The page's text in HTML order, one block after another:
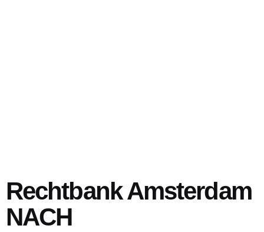
Rechtbank Amsterdam
NACH